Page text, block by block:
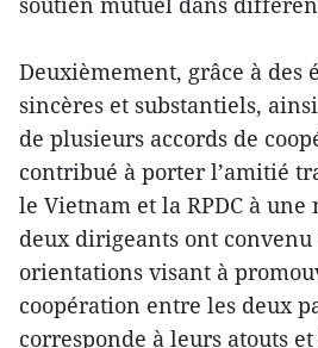
Deuxièmement, grâce à des
sincères et substantiels,
de plusieurs accords de
contribué à porter l’amitié
le Vietnam et la RPDC à une
deux dirigeants ont convenu
orientations visant à
coopération entre les deux
corresponde à leurs atouts